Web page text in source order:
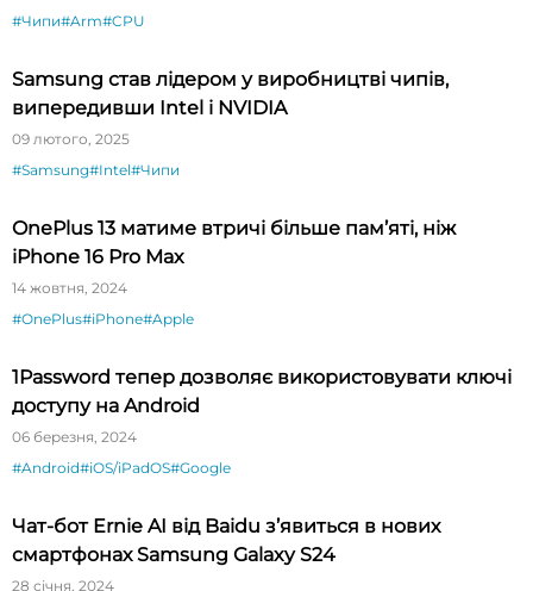
#Чипи#Arm#CPU
Samsung став лідером у виробництві чипів,
випередивши Intel і NVIDIA
09 лютого, 2025
#Samsung#Intel#Чипи
OnePlus 13 матиме втричі більше пам’яті, ніж
iPhone 16 Pro Max
14 жовтня, 2024
#OnePlus#iPhone#Apple
1Password тепер дозволяє використовувати ключі
доступу на Android
06 березня, 2024
#Android#iOS/iPadOS#Google
Чат-бот Ernie AI від Baidu з’явиться в нових
смартфонах Samsung Galaxy S24
28 січня, 2024